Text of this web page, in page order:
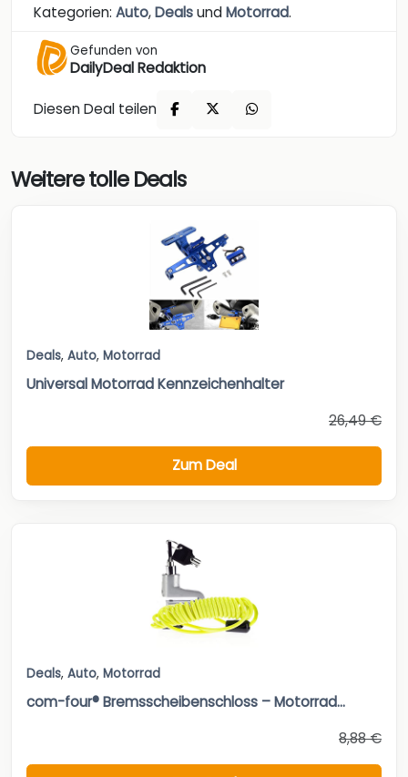
Kategorien: Auto,DealsundMotorrad.
Gefunden von
DailyDeal Redaktion
Diesen Deal teilen
Weitere tolle Deals
Deals, Auto, Motorrad
Universal Motorrad Kennzeichenhalter
26,49 €
Zum Deal
Deals, Auto, Motorrad
com-four® Bremsscheibenschloss – Motorrad...
8,88 €